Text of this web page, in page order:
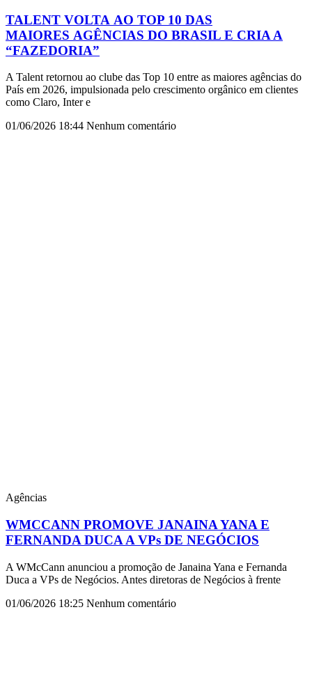
TALENT VOLTA AO TOP 10 DAS
MAIORES AGÊNCIAS DO BRASIL E CRIA A
“FAZEDORIA”
A Talent retornou ao clube das Top 10 entre as maiores agências do
País em 2026, impulsionada pelo crescimento orgânico em clientes
como Claro, Inter e
01/06/2026 18:44 Nenhum comentário
Agências
WMCCANN PROMOVE JANAINA YANA E
FERNANDA DUCA A VPs DE NEGÓCIOS
A WMcCann anunciou a promoção de Janaina Yana e Fernanda
Duca a VPs de Negócios. Antes diretoras de Negócios à frente
01/06/2026 18:25 Nenhum comentário